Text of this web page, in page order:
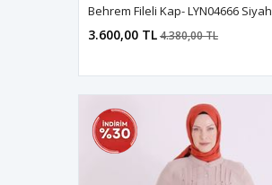
Behrem Fileli Kap- LYN04666 Siyah
3.600,00 TL4.380,00 TL